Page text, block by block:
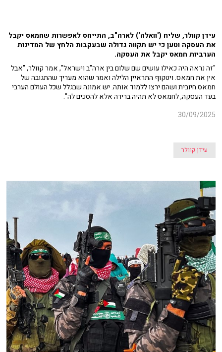
עידן קוולר, שליח ('וואלה') לארה"ב, התייחס לאפשרות שחמאס יקבל
את העסקה וטען כי יש תקווה גדולה שבעקבות הלחץ של המדינות
הערביות חמאס יקבל את העסקה.
"זה נראה היה כאילו עושים שם שלום בין ארה"ב וישראל", אמר קוולר, "אבל
אין את חמאס. ויטקוף התראיין הלילה ואמר שהוא מעריך שהתגובה של
חמאס חיובית ושהם ירצו ללמוד אותה. יש אמונה שבגלל שכל העולם הערבי
בעד העסקה, לחמאס לא תהיה ברירה אלא להסכים לה".
30/09/2025
עידן קוולר